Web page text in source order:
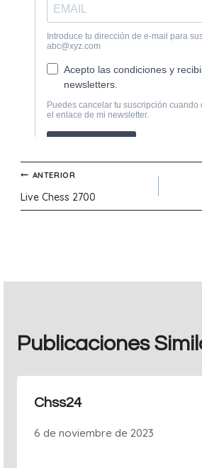
Navegación
de
ANTERIOR
Live Chess 2700
Publicaciones
Chss24
6 de noviembre de 2023